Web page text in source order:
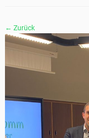
← Zurück